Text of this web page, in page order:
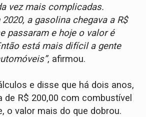
vez mais complicadas.
a gasolina chegava a R$
passaram e hoje o valor é
está mais difícil a gente
, afirmou.
e disse que há dois anos,
de R$ 200,00 com combustível
o valor mais do que dobrou.